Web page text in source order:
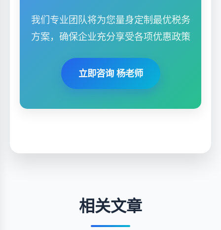
我们专业团队将为您量身定制最优税务
方案，确保企业充分享受各项优惠政策
立即咨询 杨老师
相关文章